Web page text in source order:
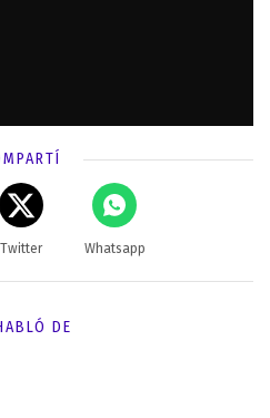
Twitter Whatsapp
DE